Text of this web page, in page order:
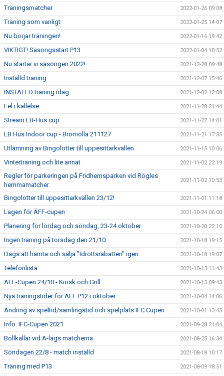
Träningsmatcher 2022-01-26 09:08
Träning som vanligt 2022-01-25 14:07
Nu börjar träningen! 2022-01-16 19:42
VIKTIGT! Säsongsstart P13 2022-01-04 10:52
Nu startar vi säsongen 2022! 2021-12-28 09:48
Inställd träning 2021-12-07 15:46
INSTÄLLD träning idag 2021-12-02 12:08
Fel i kallelse 2021-11-28 21:44
Stream LB-Hus cup 2021-11-27 14:01
LB Hus Indoor cup - Bromölla 211127 2021-11-21 17:35
Utlämning av Bingolotter till uppesittarkvällen 2021-11-15 10:06
Vinterträning och lite annat 2021-11-02 22:19
Regler för parkeringen på Fridhemsparken vid Rögles
hemmamatcher.
2021-11-02 10:53
Bingolotter till uppesittarkvällen 23/12! 2021-11-01 11:18
Lagen för ÄFF-cupen 2021-10-24 06:00
Planering för lördag och söndag, 23-24 oktober 2021-10-20 22:10
Ingen träning på torsdag den 21/10 2021-10-18 19:15
Dags att hämta och sälja ”Idrottsrabatten” igen. 2021-10-18 19:07
Telefonlista 2021-10-13 11:43
ÄFF-Cupen 24/10 - Kiosk och Grill 2021-10-13 09:43
Nya träningstider för ÄFF P12 i oktober 2021-10-04 14:06
Ändring av speltid/samlingstid och spelplats IFC Cupen 2021-10-01 13:45
Info. IFC-Cupen 2021 2021-09-28 21:04
Bollkallar vid A-lags matcherna 2021-08-25 16:34
Söndagen 22/8 - match inställd 2021-08-18 10:17
Träning med P13 2021-08-09 18:51